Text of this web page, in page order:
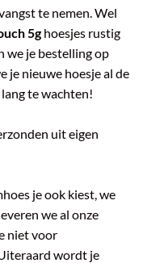
te nemen. Wel
5ghoesjes rustig
we je bestelling op
je nieuwe hoesje al de
te wachten!
uit eigen
je ook kiest, we
we al onze
niet voor
wordt je